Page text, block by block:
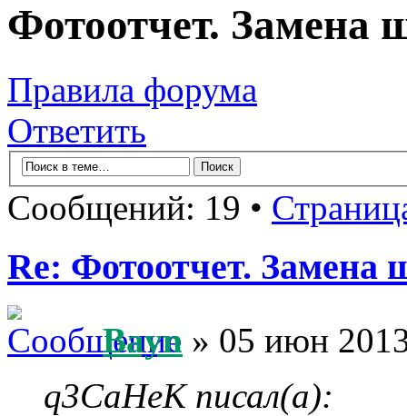
Фотоотчет. Замена
Правила форума
Ответить
Сообщений: 19 •
Re: Фотоотчет. Замена
Bayn » 05 июн
q3CaHeK писал(а):